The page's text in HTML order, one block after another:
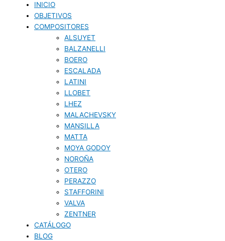
INICIO
OBJETIVOS
COMPOSITORES
ALSUYET
BALZANELLI
BOERO
ESCALADA
LATINI
LLOBET
LHEZ
MALACHEVSKY
MANSILLA
MATTA
MOYA GODOY
NOROÑA
OTERO
PERAZZO
STAFFORINI
VALVA
ZENTNER
CATÁLOGO
BLOG